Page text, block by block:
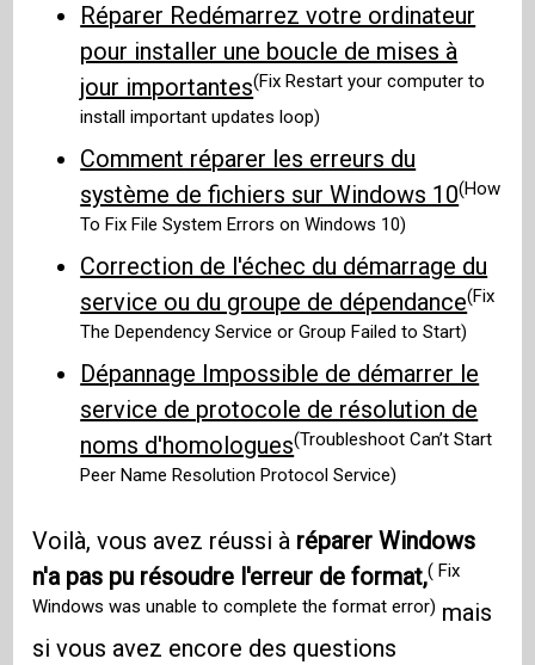
Réparer Redémarrez votre ordinateur
pour installer une boucle de mises à
jour importantes(Fix Restart your computer to
install important updates loop)
Comment réparer les erreurs du
système de fichiers sur Windows 10(How
To Fix File System Errors on Windows 10)
Correction de l'échec du démarrage du
service ou du groupe de dépendance(Fix
The Dependency Service or Group Failed to Start)
Dépannage Impossible de démarrer le
service de protocole de résolution de
noms d'homologues(Troubleshoot Can’t Start
Peer Name Resolution Protocol Service)
Voilà, vous avez réussi à réparer Windows
n'a pas pu résoudre l'erreur de format,( Fix
Windows was unable to complete the format error) mais
si vous avez encore des questions